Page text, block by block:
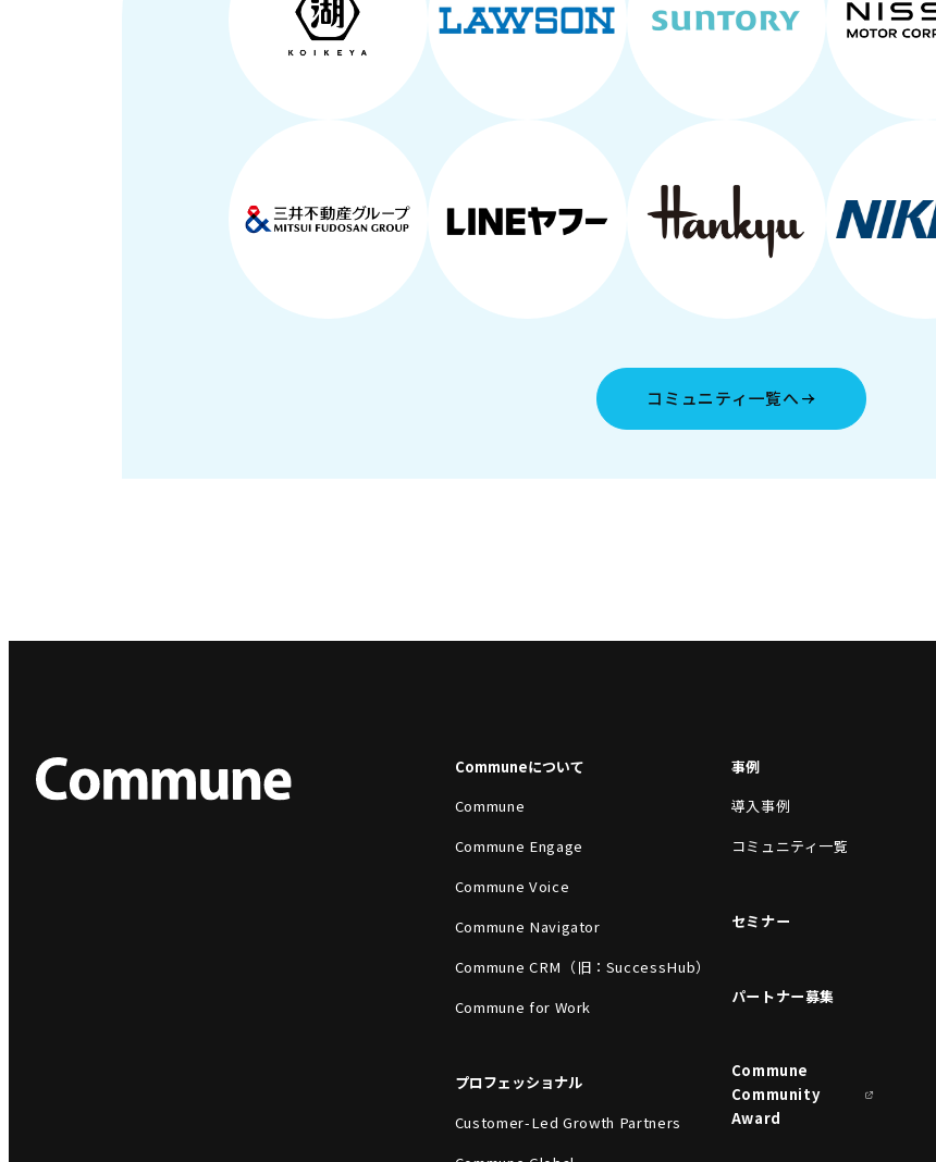
コミュニティ一覧へ
Communeについて
Commune
Commune Engage
Commune Voice
Commune Navigator
Commune CRM（旧：SuccessHub）
Commune for Work
プロフェッショナル
Customer-Led Growth Partners
事例
導入事例
コミュニティ一覧
セミナー
パートナー募集
Commune
Community
Award